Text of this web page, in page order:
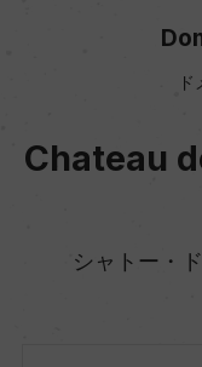
Chateau
シャトー・